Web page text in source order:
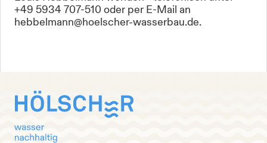
+49 5934 707-510 oder per E-Mail an
hebbelmann@hoelscher-wasserbau.de.